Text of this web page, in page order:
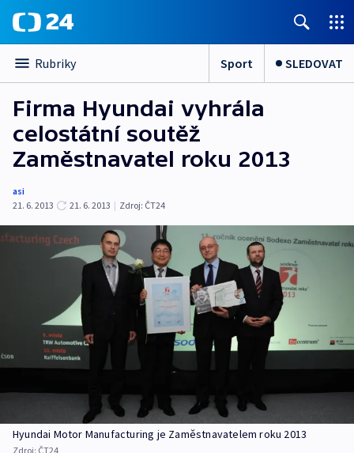
Rubriky Sport SLEDOVAT
Firma Hyundai vyhrála
celostátní soutěž
Zaměstnavatel roku 2013
asi
21. 6. 2013
21. 6. 2013 | Zdroj: ČT24
Hyundai Motor Manufacturing je Zaměstnavatelem roku 2013
Zdroj: ČT24